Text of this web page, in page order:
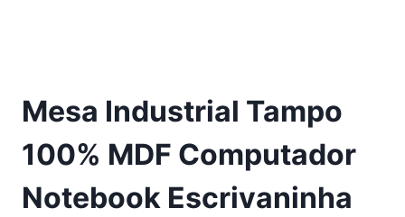
Mesa Industrial Tampo
100% MDF Computador
Notebook Escrivaninha